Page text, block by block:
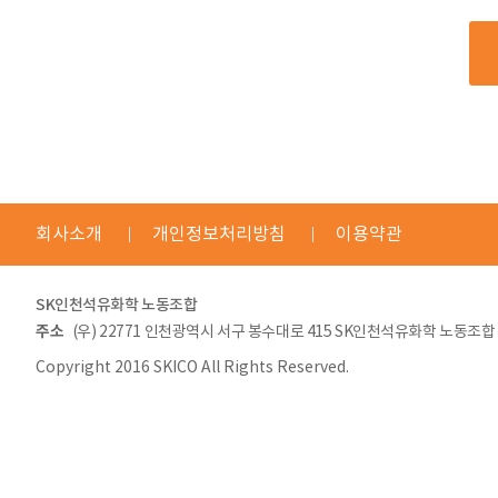
회사소개 개인정보처리방침 이용약관
SK인천석유화학 노동조합
주소 (우) 22771 인천광역시 서구 봉수대로 415 SK인천석유화학 노동조합
Copyright 2016 SKICO All Rights Reserved.